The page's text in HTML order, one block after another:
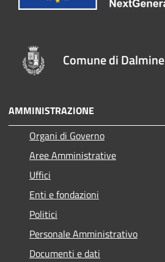
Comune di Dalmine
AMMINISTRAZIONE
Organi di Governo
Aree Amministrative
Uffici
Enti e fondazioni
Politici
Personale Amministrativo
Documenti e dati